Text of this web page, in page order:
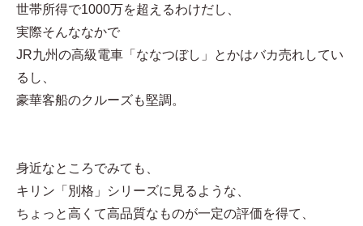
世帯所得で1000万を超えるわけだし、
実際そんななかで
JR九州の高級電車「ななつぼし」とかはバカ売れしてい
るし、
豪華客船のクルーズも堅調。
身近なところでみても、
キリン「別格」シリーズに見るような、
ちょっと高くて高品質なものが一定の評価を得て、